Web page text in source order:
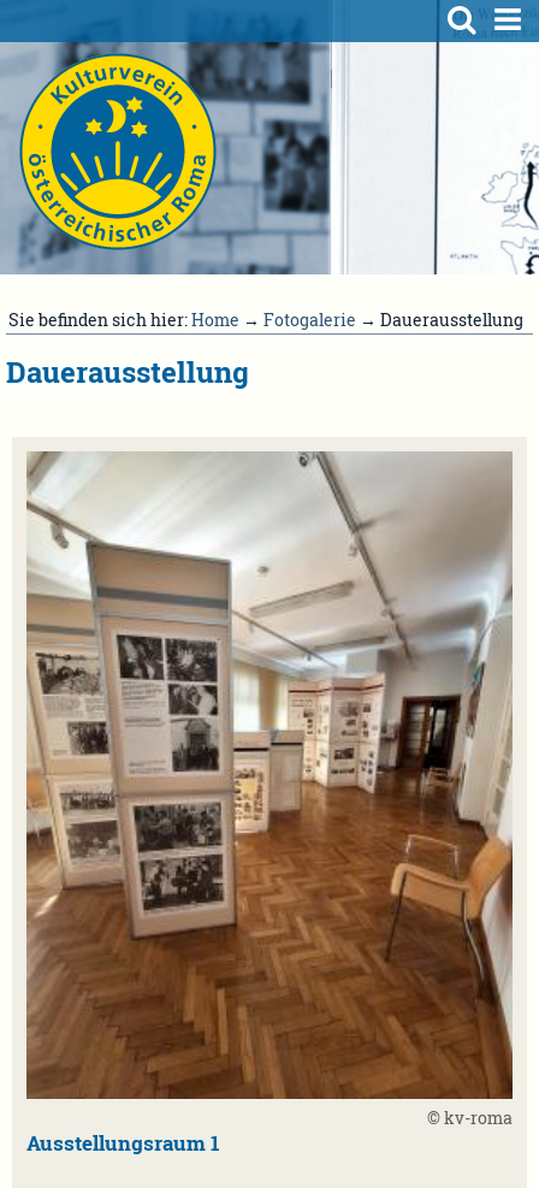
Sie befinden sich hier:Home → Fotogalerie → Dauerausstellung
Dauerausstellung
© kv-roma
Ausstellungsraum 1